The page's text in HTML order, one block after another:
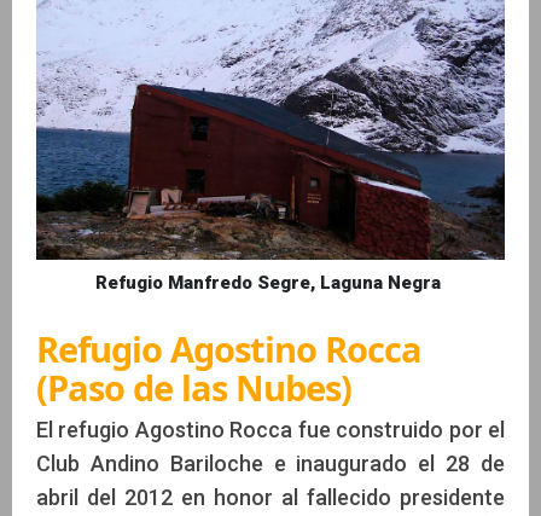
Refugio Manfredo Segre, Laguna Negra
Refugio Agostino Rocca
(Paso de las Nubes)
El refugio Agostino Rocca fue construido por el
Club Andino Bariloche e inaugurado el 28 de
abril del 2012 en honor al fallecido presidente